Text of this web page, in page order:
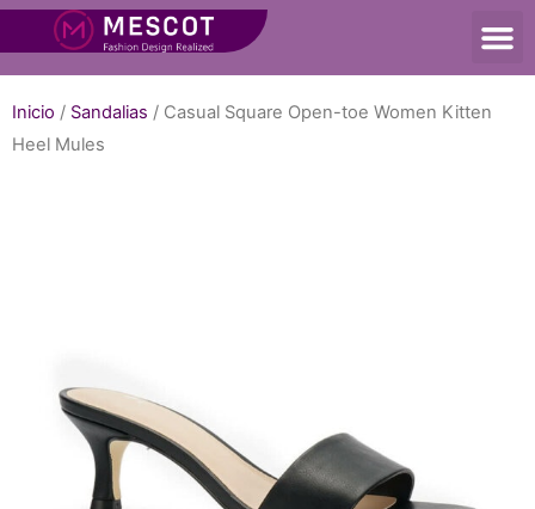
Inicio / Sandalias / Casual Square Open-toe Women Kitten
Heel Mules